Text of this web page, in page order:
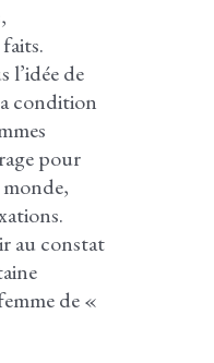
l’idée de
condition
pour
au constat
de «